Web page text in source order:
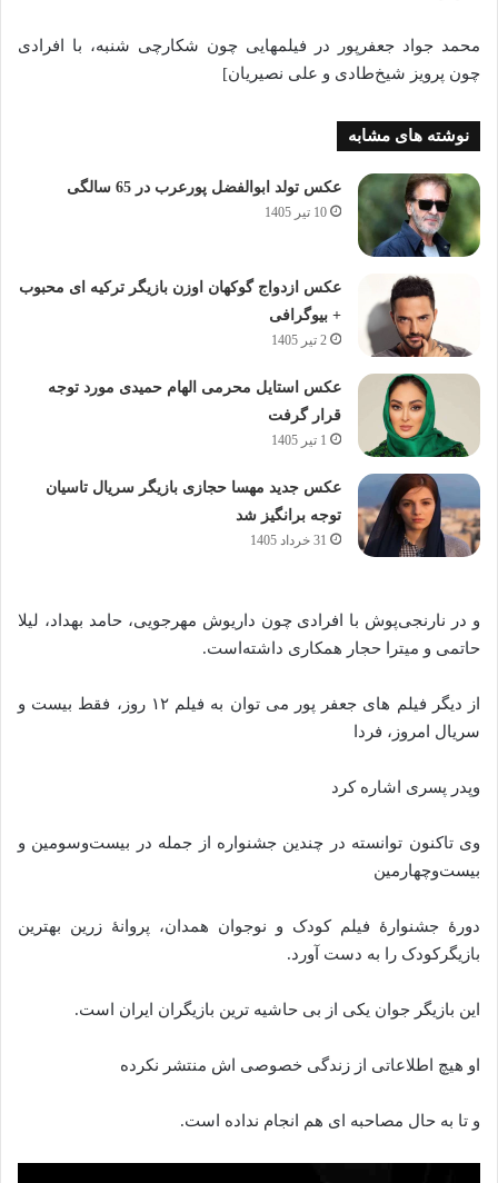
محمد جواد جعفرپور در فیلمهایی چون شکارچی شنبه، با افرادی
چون پرویز شیخ‌طادی و علی نصیریان]
نوشته های مشابه
عکس تولد ابوالفضل پورعرب در 65 سالگی
10 تیر 1405
عکس ازدواج گوکهان اوزن بازیگر ترکیه ای محبوب
+ بیوگرافی
2 تیر 1405
عکس استایل محرمی الهام حمیدی مورد توجه
قرار گرفت
1 تیر 1405
عکس جدید مهسا حجازی بازیگر سریال تاسیان
توجه برانگیز شد
31 خرداد 1405
و در نارنجی‌پوش با افرادی چون داریوش مهرجویی، حامد بهداد، لیلا
حاتمی و میترا حجار همکاری داشته‌است.
از دیگر فیلم های جعفر پور می توان به فیلم ۱۲ روز، فقط بیست و
سریال امروز، فردا
وپدر پسری اشاره کرد
وی تاکنون توانسته در چندین جشنواره از جمله در بیست‌وسومین و
بیست‌وچهارمین
دورهٔ جشنوارهٔ فیلم کودک و نوجوان همدان، پروانهٔ زرین بهترین
بازیگرکودک را به دست آورد.
این بازیگر جوان یکی از بی حاشیه ترین بازیگران ایران است.
او هیچ اطلاعاتی از زندگی خصوصی اش منتشر نکرده
و تا به حال مصاحبه ای هم انجام نداده است.